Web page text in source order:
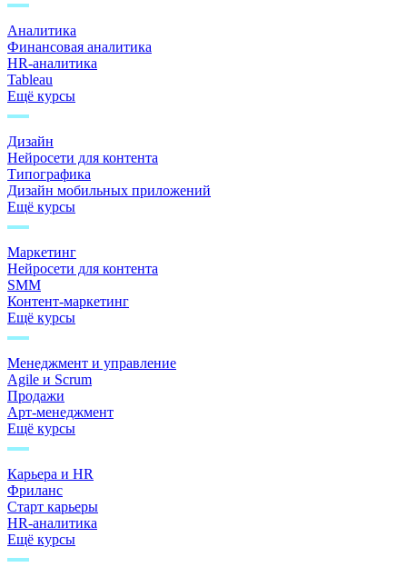
Аналитика
Финансовая аналитика
HR-аналитика
Tableau
Ещё курсы
Дизайн
Нейросети для контента
Типографика
Дизайн мобильных приложений
Ещё курсы
Маркетинг
Нейросети для контента
SMM
Контент-маркетинг
Ещё курсы
Менеджмент и управление
Agile и Scrum
Продажи
Арт-менеджмент
Ещё курсы
Карьера и HR
Фриланс
Старт карьеры
HR-аналитика
Ещё курсы